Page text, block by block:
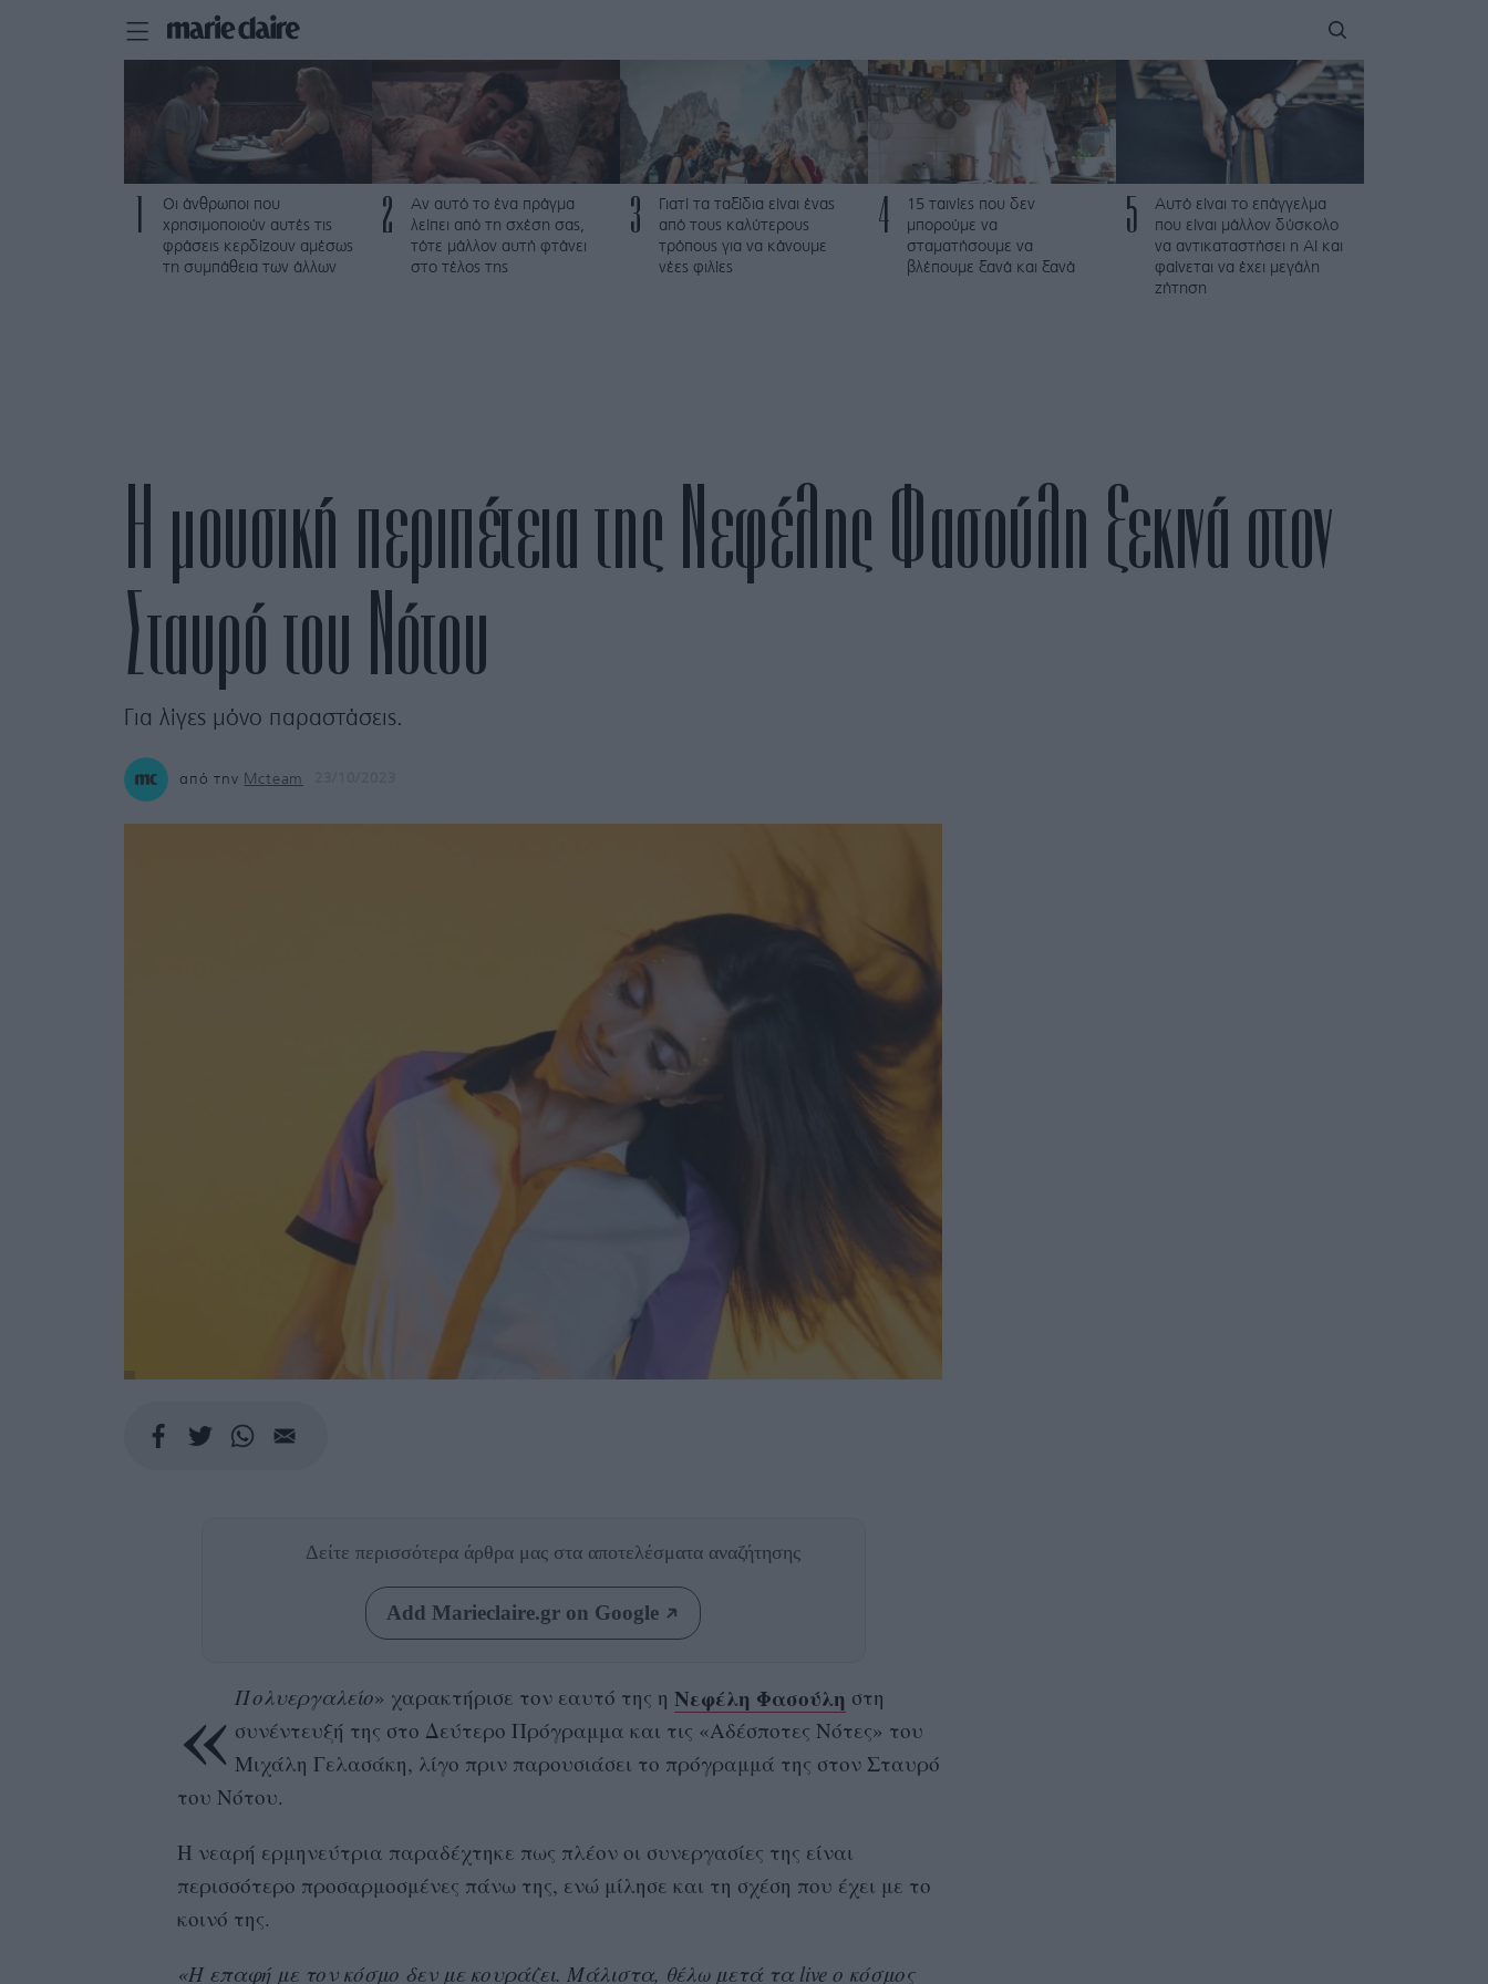
Οι άνθρωποι που
χρησιμοποιούν αυτές τις
φράσεις κερδίζουν αμέσως
τη συμπάθεια των άλλων
2
Αν αυτό το ένα πράγμα
λείπει από τη σχέση σας,
τότε μάλλον αυτή φτάνει
στο τέλος της
3
Γιατί τα ταξίδια είναι ένας
από τους καλύτερους
τρόπους για να κάνουμε
νέες φιλίες
4
15 ταινίες που δεν
μπορούμε να
σταματήσουμε να
βλέπουμε ξανά και ξανά
5
Αυτό είναι το επάγγελμα
που είναι μάλλον δύσκολο
να αντικαταστήσει η AI και
φαίνεται να έχει μεγάλη
ζήτηση
Η μουσική περιπέτεια της Νεφέλης Φασούλη ξεκινά στον
Σταυρό του Νότου
Για λίγες μόνο παραστάσεις.
από την Mcteam
Δείτε περισσότερα άρθρα μας στα αποτελέσματα αναζήτησης
Add Marieclaire.gr on Google
« Πολυεργαλείο» χαρακτήρισε τον εαυτό της ηΝεφέλη Φασούλη στη
συνέντευξή της στο Δεύτερο Πρόγραμμα και τις «Αδέσποτες Νότες» του
Μιχάλη Γελασάκη, λίγο πριν παρουσιάσει το πρόγραμμά της στον Σταυρό
του Νότου.
Η νεαρή ερμηνεύτρια παραδέχτηκε πως πλέον οι συνεργασίες της είναι
περισσότερο προσαρμοσμένες πάνω της, ενώ μίλησε και τη σχέση που έχει με το
κοινό της.
«Η επαφή με τον κόσμο δεν με κουράζει. Μάλιστα, θέλω μετά τα live ο κόσμος